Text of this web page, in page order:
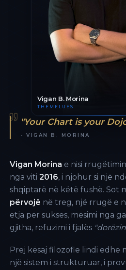
Vigan B. Morina
THEMELUES
"Your Chart is your
- VIGAN B. MORINA
Vigan Morina e nisi
nga viti 2016, i njohur si një
shqiptarë në këtë fushë. Sot
përvojë në treg, një rrugë e
etja për sukses, mësimi nga
gjitha, refuzimi i fjalës
Prej kësaj filozofie lindi edhe
një sistem i strukturuar, i